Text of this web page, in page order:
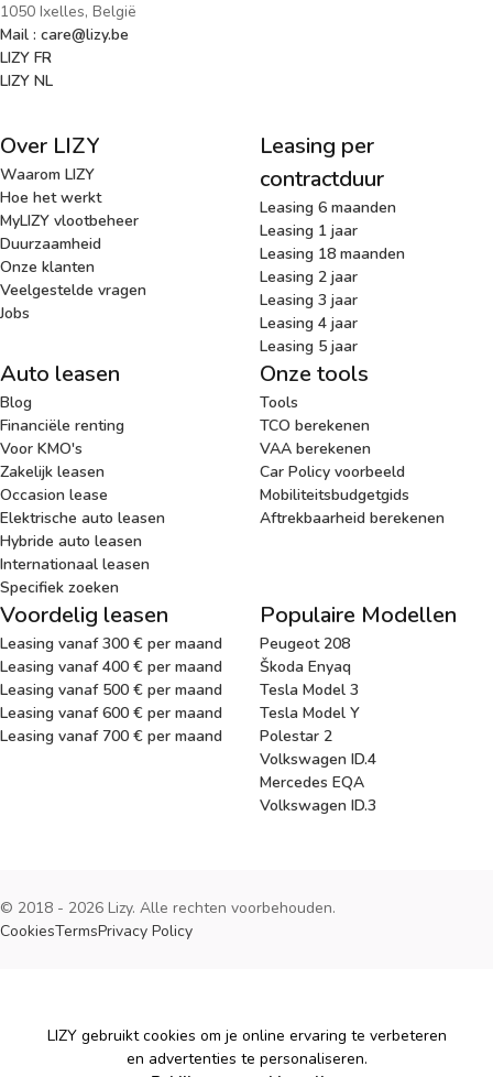
1050 Ixelles, België
Mail : care@lizy.be
LIZY FR
LIZY NL
Over LIZY
Waarom LIZY
Hoe het werkt
MyLIZY vlootbeheer
Duurzaamheid
Onze klanten
Veelgestelde vragen
Jobs
Leasing per
contractduur
Leasing 6 maanden
Leasing 1 jaar
Leasing 18 maanden
Leasing 2 jaar
Leasing 3 jaar
Leasing 4 jaar
Leasing 5 jaar
Auto leasen
Blog
Financiële renting
Voor KMO's
Zakelijk leasen
Occasion lease
Elektrische auto leasen
Hybride auto leasen
Internationaal leasen
Specifiek zoeken
Onze tools
Tools
TCO berekenen
VAA berekenen
Car Policy voorbeeld
Mobiliteitsbudgetgids
Aftrekbaarheid berekenen
Voordelig leasen
Leasing vanaf 300 € per maand
Leasing vanaf 400 € per maand
Leasing vanaf 500 € per maand
Leasing vanaf 600 € per maand
Leasing vanaf 700 € per maand
Populaire Modellen
Peugeot 208
Škoda Enyaq
Tesla Model 3
Tesla Model Y
Polestar 2
Volkswagen ID.4
Mercedes EQA
Volkswagen ID.3
© 2018 - 2026 Lizy. Alle rechten voorbehouden.
CookiesTermsPrivacy Policy
Cookies
LIZY gebruikt cookies om je online ervaring te verbeteren
en advertenties te personaliseren.